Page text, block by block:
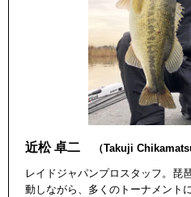
近松 卓二 （Takuji
レイドジャパンプロスタッフ。琵
動しながら、多くのトーナメント